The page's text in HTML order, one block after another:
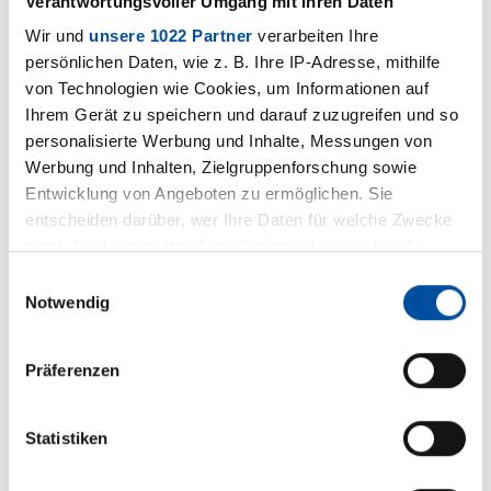
Wir und unsere 1022 Partner verarbeiten Ihre
persönlichen Daten, wie z. B. Ihre IP-Adresse, mithilfe
von Technologien wie Cookies, um Informationen auf
Ihrem Gerät zu speichern und darauf zuzugreifen und so
personalisierte Werbung und Inhalte, Messungen von
Werbung und Inhalten, Zielgruppenforschung sowie
Entwicklung von Angeboten zu ermöglichen. Sie
entscheiden darüber, wer Ihre Daten für welche Zwecke
Trigger Symbol ändern oder widerrufen
Informationen über Ihre geografische Lage erfassen,
Ihr Gerät durch aktives Scannen nach bestimmten
Notwendig
Präferenzen
Statistiken